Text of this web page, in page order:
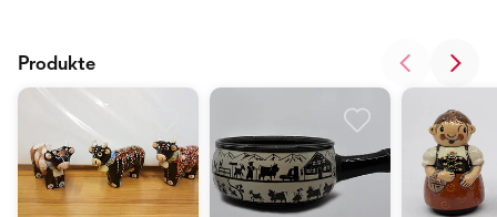
Produkte